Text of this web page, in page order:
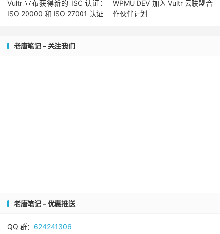
Vultr 宣布获得新的 ISO 认证：
ISO 20000 和 ISO 27001 认证
WPMU DEV 加入 Vultr 云联盟合
作伙伴计划
老唐笔记 – 关注我们
老唐笔记 – 优惠推送
QQ 群： 624241306